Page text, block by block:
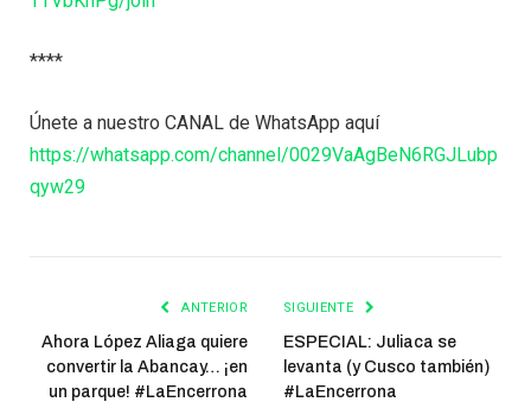
****
Únete a nuestro CANAL de WhatsApp aquí
https://whatsapp.com/channel/0029VaAgBeN6RGJLubp
qyw29
ANTERIOR
Ahora López Aliaga quiere
convertir la Abancay… ¡en
un parque! #LaEncerrona
SIGUIENTE
ESPECIAL: Juliaca se
levanta (y Cusco también)
#LaEncerrona